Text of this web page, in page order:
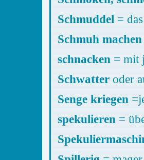
Schmuddel =
Schmuh machen
schnacken = mit
Schwatter oder
Senge kriegen
spekulieren =